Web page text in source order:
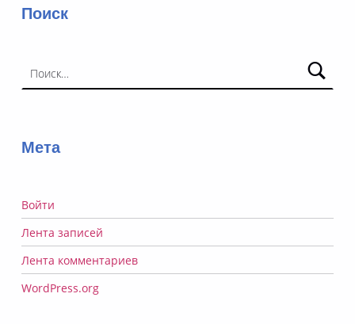
Поиск
Мета
Войти
Лента записей
Лента комментариев
WordPress.org